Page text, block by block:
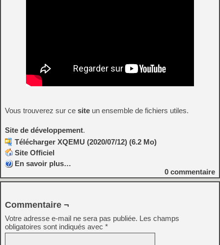
Vous trouverez sur ce site un ensemble de fichiers utiles.
Site de développement.
Télécharger XQEMU (2020/07/12) (6.2 Mo)
Site Officiel
En savoir plus…
0 commentaire
Commentaire ¬
Votre adresse e-mail ne sera pas publiée. Les champs
obligatoires sont indiqués avec *